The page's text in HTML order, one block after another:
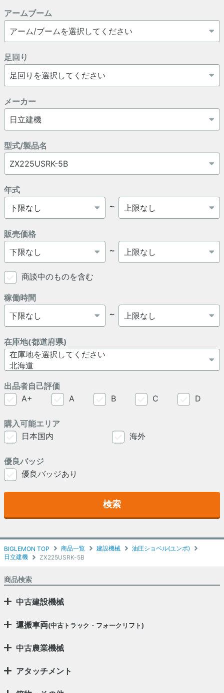
BIGLEMON TOP 商品一覧 建設機械
油圧ショベル(ユンボ)
日立建機
ZX225USRK-5B
アームブーム
足回り
メーカー
型式/製品名
年式
～
販売価格
～
商談中のものを含む
稼働時間
～
在庫地(都道府県)
出品者自己評価
A+
A B C D
購入可能エリア
日本国内
海外
優良バッジ
優良バッジあり
検索
商品検索
中古建設機械
運搬車両(中古トラック・フォークリフト)
中古農業機械
アタッチメント